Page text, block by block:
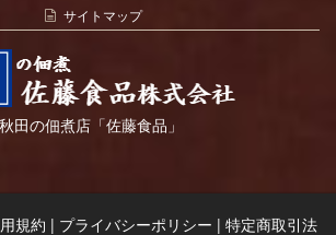
サイトマップ
秋田の佃煮店「佐藤食品」
規約 | プライバシーポリシー | 特定商取引法